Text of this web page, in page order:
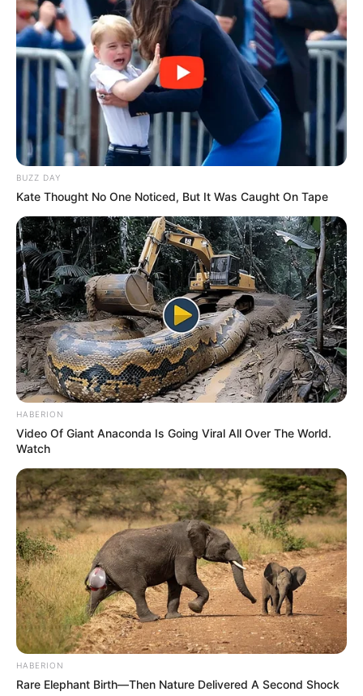
BUZZ DAY
Kate Thought No One Noticed, But It Was Caught On Tape
HABERION
Video Of Giant Anaconda Is Going Viral All Over The World.
Watch
HABERION
Rare Elephant Birth—Then Nature Delivered A Second Shock